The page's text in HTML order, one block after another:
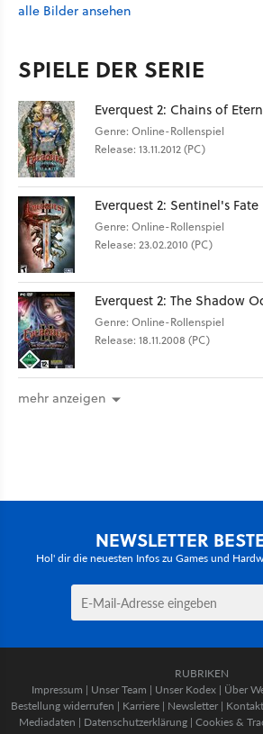
alle Bilder ansehen
SPIELE DER SERIE
Everquest 2: Chains of
Genre: Online-Rollenspiel
Release: 13.11.2012 (PC)
Everquest 2: Sentinel's Fate
Genre: Online-Rollenspiel
Release: 23.02.2010 (PC)
Everquest 2: The Shadow
Genre: Online-Rollenspiel
Release: 18.11.2008 (PC)
mehr anzeigen
NEWSLETTER
Hol' dir die neuesten Infos zu Games und
RUBRIKEN
Impressum | Unser Team | Unser Kodex | Über
Bestellung widerrufen | Karriere | Newsletter | Kontakt
Mediadaten | Datenschutzerklärung | Cookies &